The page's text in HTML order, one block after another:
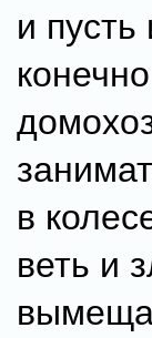
и
в
веть и